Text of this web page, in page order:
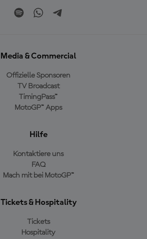
Media & Commercial
Offizielle Sponsoren
TV Broadcast
TimingPass™
MotoGP™ Apps
Hilfe
Kontaktiere uns
FAQ
Mach mit bei MotoGP™
Tickets & Hospitality
Tickets
Hospitality